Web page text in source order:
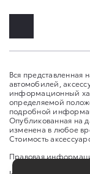
Вся
автомобилей,
информационный
определяемой
подробной
Опубликованная на
изменена в любое
Стоимость
Правовая